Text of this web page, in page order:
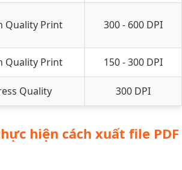
Quality Print 300 - 600 DPI
Quality Print 150 - 300 DPI
Quality 300 DPI
hiện cách xuất file PDF